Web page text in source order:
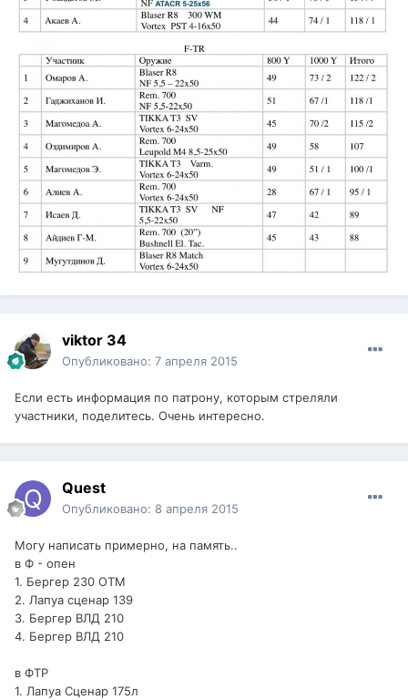
viktor 34
Опубликовано: 7 апреля 2015
Если есть информация по патрону, которым стреляли
участники, поделитесь. Очень интересно.
Quest
Опубликовано: 8 апреля 2015
Могу написать примерно, на память..
в Ф - опен
1. Бергер 230 ОТМ
2. Лапуа сценар 139
3. Бергер ВЛД 210
4. Бергер ВЛД 210
в ФТР
1. Лапуа Сценар 175л